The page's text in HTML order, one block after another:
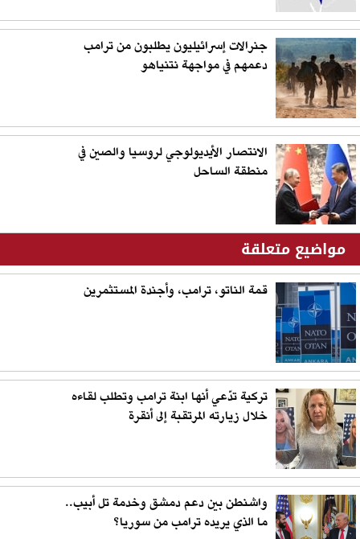
جنرالات إسرائيليون يطلبون من ترامب
دعمهم في مواجهة نتنياهو
الانتصار الأيديولوجي لروسيا والصين في
منطقة الساحل
مواضيع متعلقة
قمة الناتو، ترامب، وأجندة المستثمرين
تركية تدّعي أنها ابنة ترامب وتطلب لقاءه
خلال زيارته المرتقبة إلى أنقرة
واشنطن بين دعم دمشق وخدمة تل أبيب..
ما الذي يريده ترامب من سوريا؟